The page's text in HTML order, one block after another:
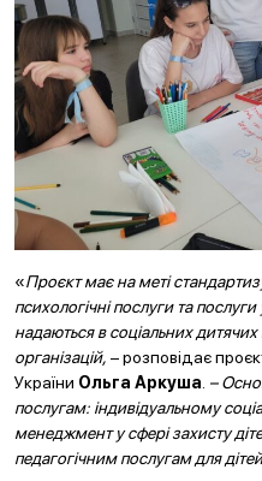
«Проєкт має на меті
психологічні послуги та послуги
надаються в соціальних
організацій, – розповідає
України Ольга Аркуша –
послугам: індивідуальному
менеджмент у сфері захисту
педагогічним послугам для дітей